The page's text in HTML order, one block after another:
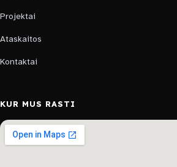
Projektai
Ataskaitos
Kontaktai
KUR MUS RASTI